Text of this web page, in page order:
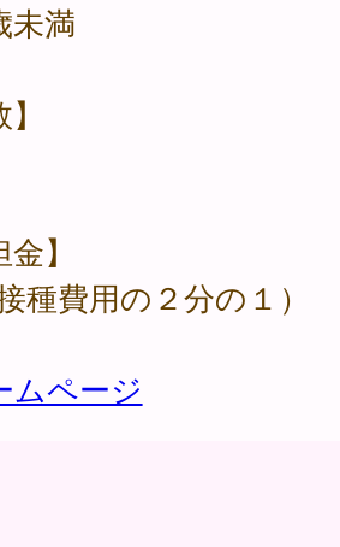
未満
】
種費用の２分の１）
ムページ